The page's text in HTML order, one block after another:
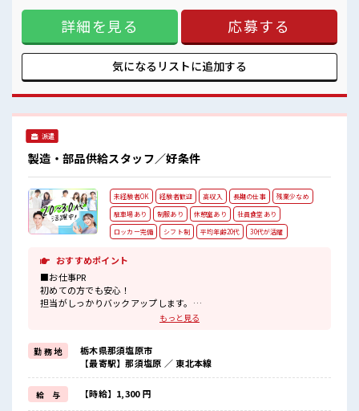
残業がしっかりあるお仕事！
験の方も大カンゲイ≫ 新しいことにチャレンジするのは不安
だけど、 しっかり働く環境が整っています！ イチからスキル
UP・ステップUP目指していきましょう！ ≪収入アップを目
指せる≫ 高時給だらけの派遣のお仕事です！ ■職場の雰囲気
明るすぎたり奇抜過ぎなければヘアカラーOK！ 20代活躍中
のフレッシュな職場です☆ 休憩室でホッと一息リフレッシ
詳細を見る 応募する
気になるリストに追加する
派遣
製造・部品供給スタッフ／好条件
未経験者OK 経験者歓迎 高収入 長期の仕事
残業少なめ
駐車場あり
制服あり 休憩室あり
社員食堂あり
ロッカー完備
シフト制 平均年齢20代 30代が活躍
おすすめポイント
■お仕事PR
初めての方でも安心！
担当がしっかりバックアップします。
・担当者のサポートが必要な方。
≪未経験OKの仕事探し≫
新しいことにチャレンジするのは不安だけど、
しっかり働く環境が整っています！
イチからスキルUP・ステップUP目指していきましょう！
もっと見る
勤 務 地
栃木県那須塩原市
【最寄駅】那須塩原 ／ 東北本線
給 与 【時給】1,300 円